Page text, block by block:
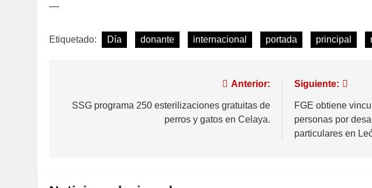
—
Etiquetado: Día donante internacional portada principal
Anterior:
SSG programa 250 esterilizaciones gratuitas de
perros y gatos en Celaya.
Siguiente:
FGE obtiene
personas por
particulares en